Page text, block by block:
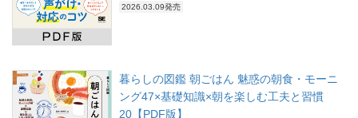
2026.03.09発売
暮らしの図鑑 朝ごはん 魅惑の朝食・モーニ
ング47×基礎知識×朝を楽しむ工夫と習慣
20【PDF版】